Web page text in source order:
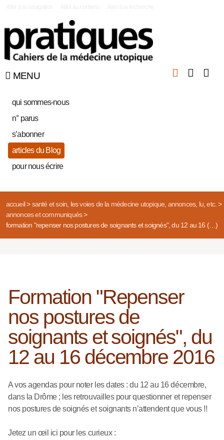
MENU
qui sommes-nous
n° parus
s’abonner
articles du Blog
pour nous écrire
accueil> santé et soin, les voies de la médecine utopique, annonces, lu, etc.>
annonces et communiqués>
formation "repenser nos postures de soignants et soignés", du 12 au 16 (…)
Formation "Repenser
nos postures de
soignants et soignés", du
12 au 16 décembre 2016
A vos agendas pour noter les dates : du 12 au 16 décembre,
dans la Drôme ; les retrouvailles pour questionner et repenser
nos postures de soignés et soignants n’attendent que vous !!
Jetez un œil ici pour les curieux :